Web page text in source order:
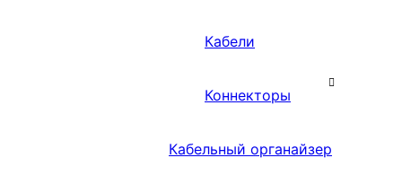
Кабели
Коннекторы
Кабельный органайзер